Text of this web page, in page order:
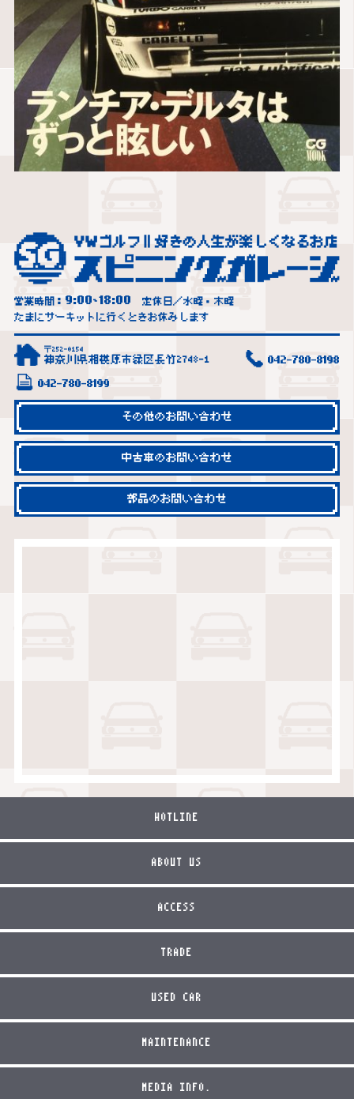
営業時間： 9:00~18:00
定休日／水曜・木曜
たまにサーキットに行くときお休みします
〒252-0154
神奈川県相模原市緑区長竹2748-1 042-780-8198
042-780-8199
その他のお問い合わせ
中古車のお問い合わせ
部品のお問い合わせ
HOTLINE
ABOUT US
ACCESS
TRADE
USED CAR
MAINTENANCE
MEDIA INFO.